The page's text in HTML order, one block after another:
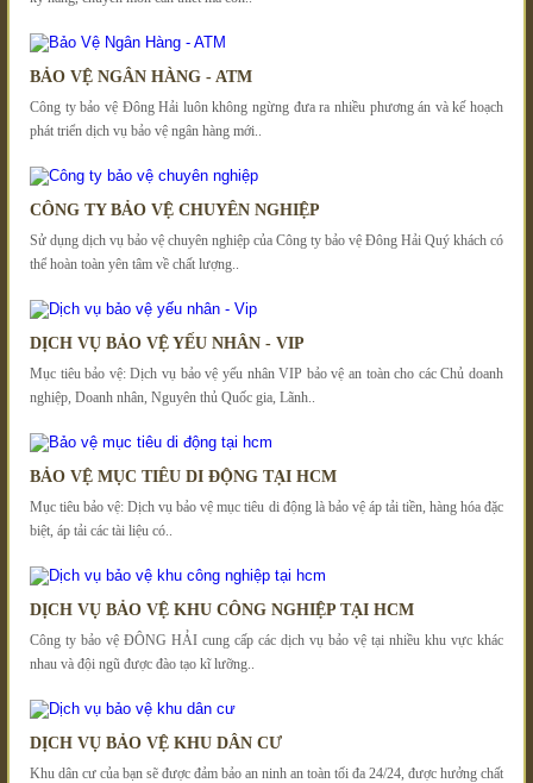
BẢO VỆ NGÂN HÀNG - ATM
Công ty bảo vệ Đông Hải luôn không ngừng đưa ra nhiều phương án và kế hoạch
phát triển dịch vụ bảo vệ ngân hàng mới..
CÔNG TY BẢO VỆ CHUYÊN NGHIỆP
Sử dụng dịch vụ bảo vệ chuyên nghiệp của Công ty bảo vệ Đông Hải Quý khách có
thể hoàn toàn yên tâm về chất lượng..
DỊCH VỤ BẢO VỆ YẾU NHÂN - VIP
Mục tiêu bảo vệ: Dịch vụ bảo vệ yếu nhân VIP bảo vệ an toàn cho các Chủ doanh
nghiệp, Doanh nhân, Nguyên thủ Quốc gia, Lãnh..
BẢO VỆ MỤC TIÊU DI ĐỘNG TẠI HCM
Mục tiêu bảo vệ: Dịch vụ bảo vệ mục tiêu di động là bảo vệ áp tải tiền, hàng hóa đặc
biệt, áp tải các tài liệu có..
DỊCH VỤ BẢO VỆ KHU CÔNG NGHIỆP TẠI HCM
Công ty bảo vệ ĐÔNG HẢI cung cấp các dịch vụ bảo vệ tại nhiều khu vực khác
nhau và đội ngũ được đào tạo kĩ lưỡng..
DỊCH VỤ BẢO VỆ KHU DÂN CƯ
Khu dân cư của bạn sẽ được đảm bảo an ninh an toàn tối đa 24/24, được hưởng chất